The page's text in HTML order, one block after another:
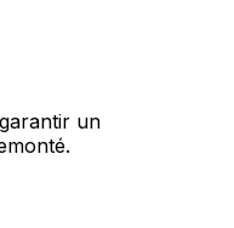
un